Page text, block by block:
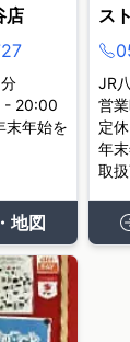
店
- 20:00
末年始を
地図
ス
JR
営
定
年末
取